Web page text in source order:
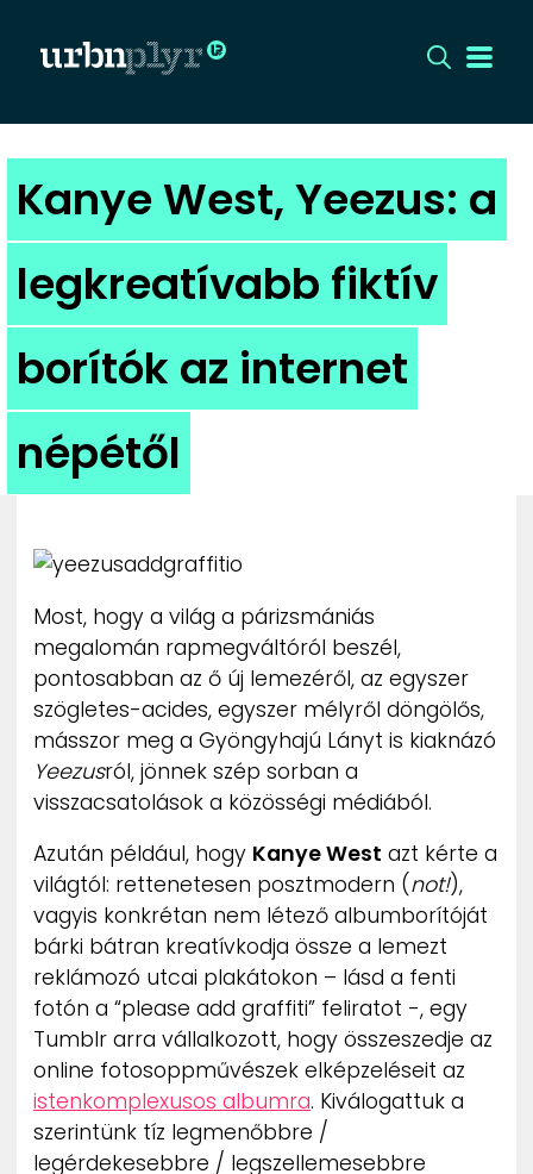
CÍMLAP
DIZÁJN
DIVAT
HIP
ZENE
MÉDIAAJÁNLAT
IMPRESSZUM
PR-ARCHÍVUM
ADATKEZELÉSI TÁJÉKOZTATÓ
Kanye West, Yeezus: a
legkreatívabb fiktív
borítók az internet
népétől
Most, hogy a világ a párizsmániás
megalomán rapmegváltóról beszél,
pontosabban az ő új lemezéről, az egyszer
szögletes-acides, egyszer mélyről döngölős,
másszor meg a Gyöngyhajú Lányt is kiaknázó
Yeezusról, jönnek szép sorban a
visszacsatolások a közösségi médiából.
Azután például, hogy Kanye West azt kérte a
világtól: rettenetesen posztmodern (not!),
vagyis konkrétan nem létező albumborítóját
bárki bátran kreatívkodja össze a lemezt
reklámozó utcai plakátokon – lásd a fenti
fotón a “please add graffiti” feliratot -, egy
Tumblr arra vállalkozott, hogy összeszedje az
online fotosoppművészek elképzeléseit az
istenkomplexusos albumra. Kiválogattuk a
szerintünk tíz legmenőbbre /
legérdekesebbre / legszellemesebbre